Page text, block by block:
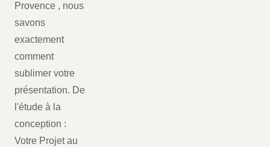
Provence , nous
savons
exactement
comment
sublimer votre
présentation. De
l'étude à la
conception :
Votre Projet au